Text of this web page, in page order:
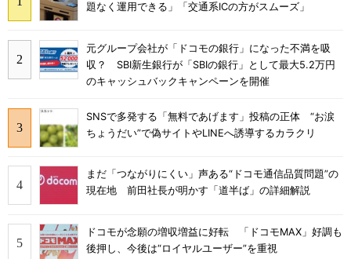
題なく運用できる」「交通系ICの方がスムーズ」
元グループ会社が「ドコモの銀行」になった不満を吸
収？ SBI新生銀行が「SBIの銀行」として最大5.2万円
のキャッシュバックキャンペーンを開催
SNSで多発する「無料であげます」投稿の正体 “お涙
ちょうだい”で偽サイトやLINEへ誘導するカラクリ
まだ「つながりにくい」声ある“ドコモ通信品質問題”の
現在地 前田社長が明かす「道半ば」の詳細解説
ドコモが念願の増収増益に好転 「ドコモMAX」好調も
後押し、今後は“ロイヤルユーザー”を重視